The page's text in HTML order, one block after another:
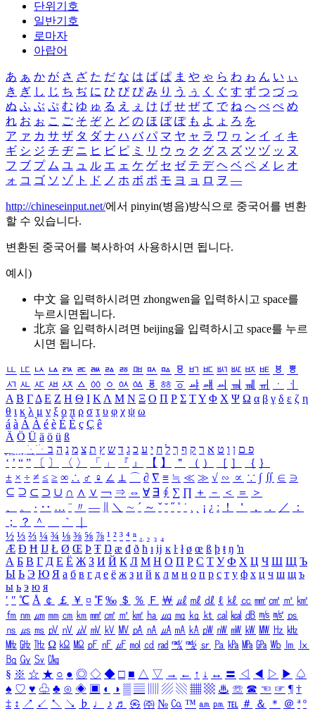
단위기호
일반기호
로마자
아랍어
あ ぁ か が さ ざ た だ な は ば ぱ ま や ゃ ら わ ゎ ん い ぃ
き ぎ し じ ち ぢ に ひ び ぴ み り う ぅ く ぐ す ず つ づ っ
ぬ ふ ぶ ぷ む ゆ ゅ る え ぇ け げ せ ぜ て で ね へ べ ぺ め
れ お ぉ こ ご そ ぞ と ど の ほ ぼ ぽ も よ ょ ろ を
ア ァ カ サ ザ タ ダ ナ ハ バ パ マ ヤ ャ ラ ワ ヮ ン イ ィ キ
ギ シ ジ チ ヂ ニ ヒ ビ ピ ミ リ ウ ゥ ク グ ス ズ ツ ヅ ッ ヌ
フ ブ プ ム ユ ュ ル エ ェ ケ ゲ セ ゼ テ デ ヘ ベ ペ メ レ オ
ォ コ ゴ ソ ゾ ト ド ノ ホ ボ ポ モ ヨ ョ ロ ヲ ―
http://chineseinput.net/에서 pinyin(병음)방식으로 중국어를 변환
할 수 있습니다.
변환된 중국어를 복사하여 사용하시면 됩니다.
예시)
中文 을 입력하시려면 zhongwen을 입력하시고 space를
누르시면됩니다.
北京 을 입력하시려면 beijing을 입력하시고 space를 누르
시면 됩니다.
ㅥ ㅦ ㅧ ㅨ ㅩ ㅪ ㅫ ㅬ ㅭ ㅮ ㅯ ㅰ ㅱ ㅲ ㅳ ㅴ ㅵ ㅶ ㅷ ㅸ
ㅹ
ㅺ ㅻ ㅼ ㅽ ㅾ ㅿ ㆀ ㆁ ㆂ ㆃ ㆄ ㆅ ㆆ ㆇ ㆈ ㆉ ㆊ ㆋ ㆌ ㆍ
ㆎ
Α Β ΓΔ Ε Ζ Η Θ Ι ΚΛ Μ Ν Ξ Ο Π Ρ Σ ΤΥ Φ Χ Ψ Ω α β γ δ ε ζ η
θ ι κ λ μ ν ξ ο π ρ σ τ υ φ χ ψ ω
á à Á À é è É È ç Ç ê
Ä Ö Ü ä ö ü ß
ִֶֹ ֻּ ׁׂ פ ם ן ו ט א ר ק ף ך ל ח י ע כ ג ד ש ץ ת צ מ נ ה ב
‘ ’ “ ” 〔 〕 〈 〉 「 」 『 』 【 】 ＂ （ ） ［ ］ ｛ ｝
± × ÷ ≠ ≤ ≥ ∞ ∴ ♂ ♀ ∠ ⊥ ⌒ ∂ ∇ ≡ ≒ ≪ ≫ √ ∽ ∝ ∵ ∫ ∬ ∈ ∋
⊆ ⊇ ⊂ ⊃ ∪ ∩ ∧ ∨ ￢ ⇒ ⇔ ∀ ∃ ∮ ∑ ∏ ＋ － ＜ ＝
＞
、
。 · ‥ … ¨ 〃 ― ＼ ∼ ´ ～ ˇ ˘ ˝ ˚ ˙ ¸ ¡ ¿ ː ！ ＇ ， ． ／
：
；
？ ＾ ｀
½ ⅓ ⅔ ¼ ¾ ⅛ ⅜ ⅝ ⅞ ¹ ² ³ ⁴ ⁿ ₁ ₂ ₃ ₄
Æ Ð Ħ Ĳ Ł Ø Œ Þ Ŧ Ŋ æ đ ð ħ ı ĳ ĸ ŀ ł ø œ ß þ ŧ ŋ ŉ
А Б В Г Д Е Ё Ж З И Й К Л М Н О П Р С Т У Ф Х Ц Ч Ш Щ Ъ
Ы Ь Э Ю Я а б в г д е ё ж з и й к л м н о п р с т у ф х ц ч ш щ ъ
ы ь э ю я
′ ″ ℃ Å ￠ ￡ ￥ ¤ ℉ ‰ ＄ ％ Ｆ ￦ ㎕ ㎖ ㎗ ℓ ㎘ ㏄ ㎣ ㎤ ㎥ ㎦
㎙ ㎚ ㎛ ㎜ ㎝ ㎞ ㎟ ㎠ ㎡ ㎢ ㏊ ㎍ ㎎ ㎏ ㏏ ㎈ ㎉ ㏈ ㎧ ㎨ ㎰
㎱ ㎲ ㎳ ㎴ ㎵ ㎶ ㎷ ㎸ ㎹ ㎀ ㎁ ㎂ ㎃ ㎄ ㎺ ㎻ ㎽ ㎾ ㎿ ㎐ ㎑
㎒ ㎓ ㎔ Ω ㏀ ㏁ ㎊ ㎋ ㎌ ㏖ ㏅ ㎭ ㎮ ㎯ ㏛ ㎩ ㎪ ㎫ ㎬ ㏝ ㏐
㏓
㏃ ㏉ ㏜ ㏆
§ ※ ☆ ★ ○ ● ◎ ◇ ◆ □ ■ △ ▽ → ← ↑ ↓ ↔ 〓 ◁ ◀ ▷ ▶ ♤
♠ ♡ ♥ ♧ ♣ ⊙ ◈ ▣ ◐ ◑ ▒ ▤ ▨ ▧ ▦ ▩ ♨ ☏ ☎ ☜ ☞ ¶ †
‡ ↕ ↗ ↙ ↖ ↘ ♭ ♩ ♪ ♬ ㉿ ㈜ № ㏇ ™ ㏂ ㏘ ℡ ＃ ＆ ＊ ＠ ª º